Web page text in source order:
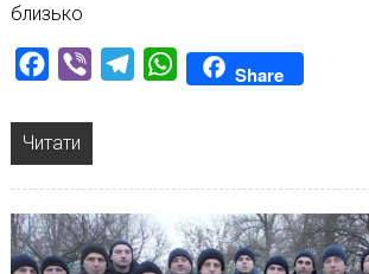
близько
Facebook
Viber TelegramWhatsAppShare
Читати